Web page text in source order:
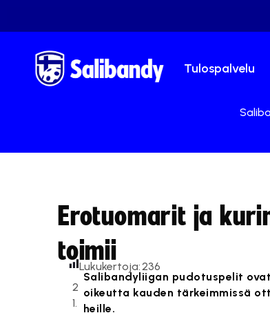
Tulospalvelu
Erotuomarit ja
toimii
2
1.
Lukukertoja:236
Salibandyliigan pudotuspelit
oikeutta kauden tärkeimmissä
heille.